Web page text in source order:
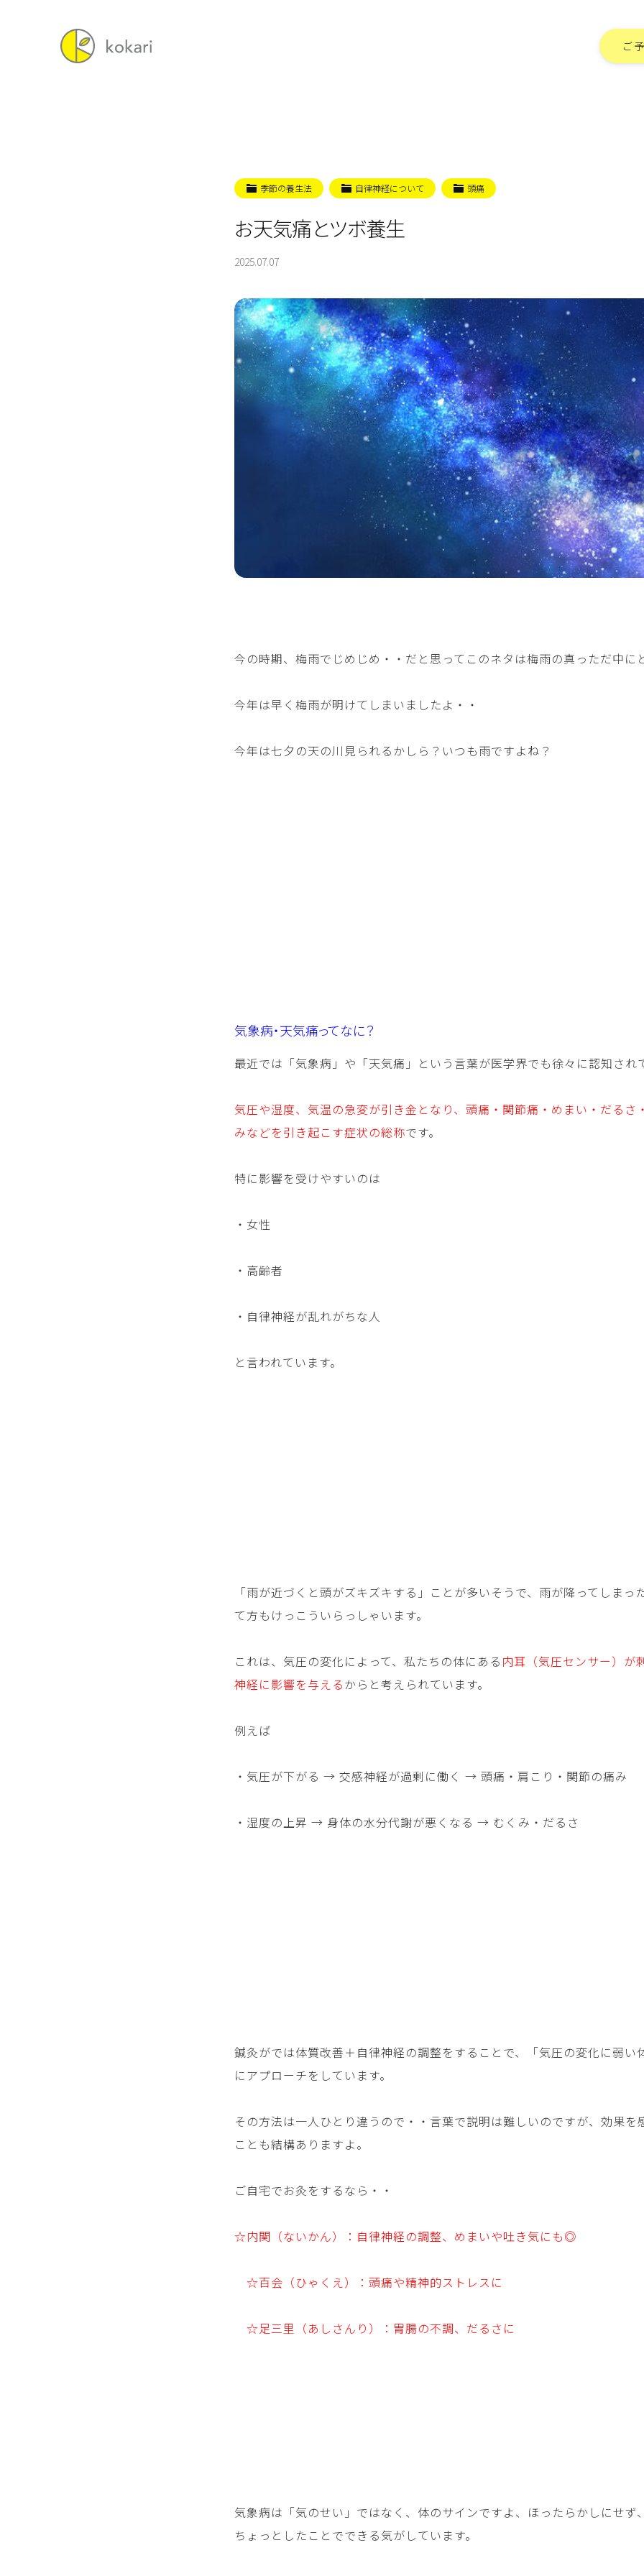
ご
季節の養生法 自律神経について 頭痛
お天気痛とツボ養生
2025.07.07
今の時期、梅雨でじめじめ・・だと思ってこのネタは梅雨の真っただ中に
今年は早く梅雨が明けてしまいましたよ・・
今年は七夕の天の川見られるかしら？いつも雨ですよね？
気象病・天気痛ってなに？
最近では「気象病」や「天気痛」という言葉が医学界でも徐々に認知され
気圧や湿度、気温の急変が引き金となり、頭痛・関節痛・めまい・だるさ
みなどを引き起こす症状の総称です。
特に影響を受けやすいのは
・女性
・高齢者
・自律神経が乱れがちな人
と言われています。
「雨が近づくと頭がズキズキする」ことが多いそうで、雨が降ってしまっ
て方もけっこういらっしゃいます。
これは、気圧の変化によって、私たちの体にある 内耳（気圧センサー）が
神経に影響を与えるからと考えられています。
例えば
・気圧が下がる → 交感神経が過剰に働く → 頭痛・肩こり・関節の痛み
・湿度の上昇 → 身体の水分代謝が悪くなる → むくみ・だるさ
鍼灸がでは体質改善＋自律神経の調整をすることで、「気圧の変化に弱い
にアプローチをしています。
その方法は一人ひとり違うので・・言葉で説明は難しいのですが、効果を
ことも結構ありますよ。
ご自宅でお灸をするなら・・
☆内関（ないかん）：自律神経の調整、めまいや吐き気にも◎
☆百会（ひゃくえ）：頭痛や精神的ストレスに
☆足三里（あしさんり）：胃腸の不調、だるさに
気象病は「気のせい」ではなく、体のサインですよ、ほったらかしにせず
ちょっとしたことでできる気がしています。